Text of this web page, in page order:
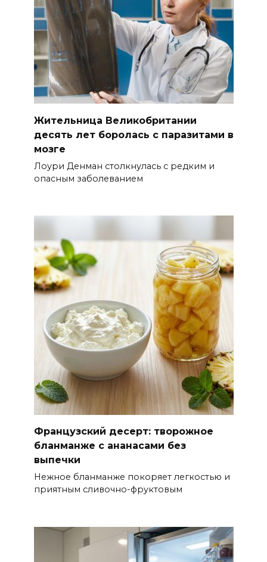
Жительница Великобритании
десять лет боролась с паразитами в
мозге
Лоури Денман столкнулась с редким и
опасным заболеванием
Французский десерт: творожное
бланманже с ананасами без
выпечки
Нежное бланманже покоряет легкостью и
приятным сливочно-фруктовым